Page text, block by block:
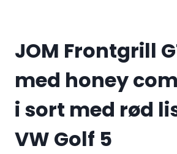
JOM Frontgrill
med honey
i sort med rød
VW Golf 5